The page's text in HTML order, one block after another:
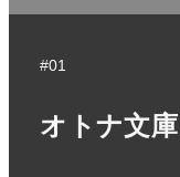
#01
オトナ文